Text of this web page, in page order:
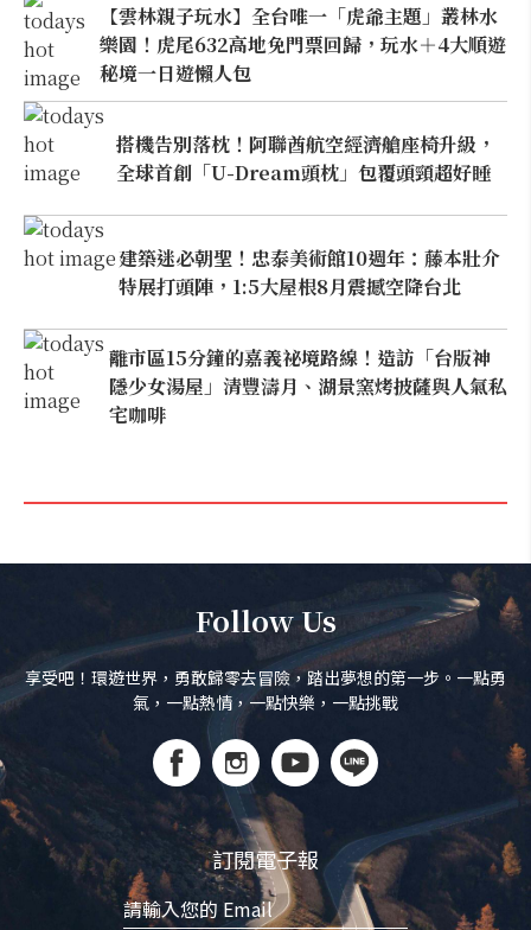
【雲林親子玩水】全台唯一「虎爺主題」叢林水
樂園！虎尾632高地免門票回歸，玩水＋4大順遊
秘境一日遊懶人包
搭機告別落枕！阿聯酋航空經濟艙座椅升級，
全球首創「U-Dream頭枕」包覆頭頸超好睡
建築迷必朝聖！忠泰美術館10週年：藤本壯介
特展打頭陣，1:5大屋根8月震撼空降台北
離市區15分鐘的嘉義祕境路線！造訪「台版神
隱少女湯屋」清豐濤月、湖景窯烤披薩與人氣私
宅咖啡
Follow Us
享受吧！環遊世界，勇敢歸零去冒險，踏出夢想的第一步。一點勇
氣，一點熱情，一點快樂，一點挑戰
訂閱電子報